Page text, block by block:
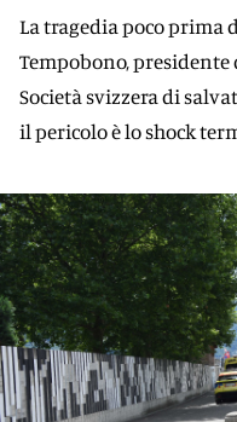
La tragedia poco prima
Tempobono, presidente
Società svizzera di
il pericolo è lo shock